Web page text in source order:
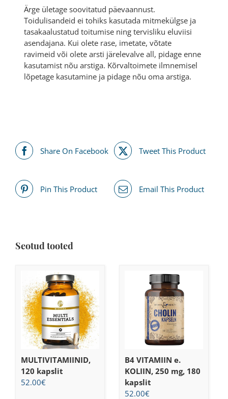
Ärge ületage soovitatud päevaannust.
Toidulisandeid ei tohiks kasutada mitmekülgse ja
tasakaalustatud toitumise ning tervisliku eluviisi
asendajana. Kui olete rase, imetate, võtate
ravimeid või olete arsti järelevalve all, pidage enne
kasutamist nõu arstiga. Kõrvaltoimete ilmnemisel
lõpetage kasutamine ja pidage nõu oma arstiga.
Share On Facebook Tweet This Product
Pin This Product Email This Product
Seotud tooted
MULTIVITAMIINID,
120 kapslit
52.00€
B4 VITAMIIN e.
KOLIIN, 250 mg, 180
kapslit
52.00€